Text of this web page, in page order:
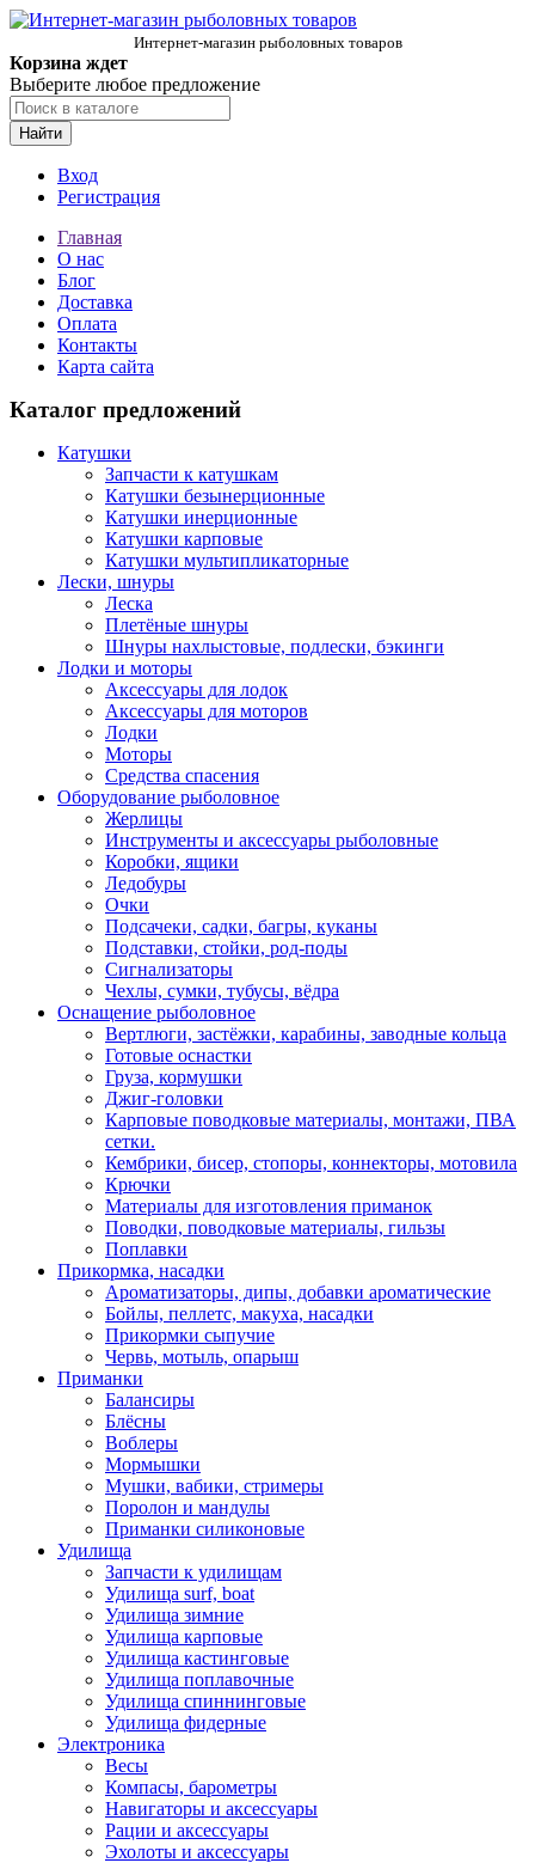
Интернет-магазин рыболовных товаров
Корзина ждет
Выберите любое предложение
Найти
Вход
Регистрация
Главная
О нас
Блог
Доставка
Оплата
Контакты
Карта сайта
Каталог предложений
Катушки
Запчасти к катушкам
Катушки безынерционные
Катушки инерционные
Катушки карповые
Катушки мультипликаторные
Лески, шнуры
Леска
Плетёные шнуры
Шнуры нахлыстовые, подлески, бэкинги
Лодки и моторы
Аксессуары для лодок
Аксессуары для моторов
Лодки
Моторы
Средства спасения
Оборудование рыболовное
Жерлицы
Инструменты и аксессуары рыболовные
Коробки, ящики
Ледобуры
Очки
Подсачеки, садки, багры, куканы
Подставки, стойки, род-поды
Сигнализаторы
Чехлы, сумки, тубусы, вёдра
Оснащение рыболовное
Вертлюги, застёжки, карабины, заводные кольца
Готовые оснастки
Груза, кормушки
Джиг-головки
Карповые поводковые материалы, монтажи, ПВА
сетки.
Кембрики, бисер, стопоры, коннекторы, мотовила
Крючки
Материалы для изготовления приманок
Поводки, поводковые материалы, гильзы
Поплавки
Прикормка, насадки
Ароматизаторы, дипы, добавки ароматические
Бойлы, пеллетс, макуха, насадки
Прикормки сыпучие
Червь, мотыль, опарыш
Приманки
Балансиры
Блёсны
Воблеры
Мормышки
Мушки, вабики, стримеры
Поролон и мандулы
Приманки силиконовые
Удилища
Запчасти к удилищам
Удилища surf, boat
Удилища зимние
Удилища карповые
Удилища кастинговые
Удилища поплавочные
Удилища спиннинговые
Удилища фидерные
Электроника
Весы
Компасы, барометры
Навигаторы и аксессуары
Рации и аксессуары
Эхолоты и аксессуары